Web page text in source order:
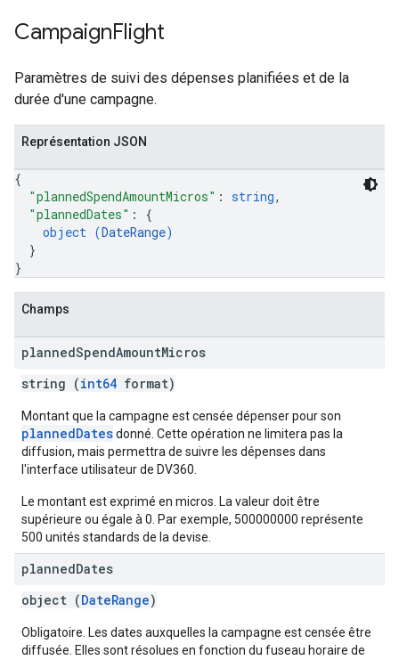
CampaignFlight
Paramètres de suivi des dépenses planifiées et de la
durée d'une campagne.
Représentation JSON
{
"plannedSpendAmountMicros" : string,
"plannedDates" : {
object (DateRange)
}
}
Champs
plannedSpendAmountMicros
string (int64 format)
Montant que la campagne est censée dépenser pour son
plannedDatesdonné. Cette opération ne limitera pas la
diffusion, mais permettra de suivre les dépenses dans
l'interface utilisateur de DV360.
Le montant est exprimé en micros. La valeur doit être
supérieure ou égale à 0. Par exemple, 500000000 représente
500 unités standards de la devise.
plannedDates
object (DateRange)
Obligatoire. Les dates auxquelles la campagne est censée être
diffusée. Elles sont résolues en fonction du fuseau horaire de